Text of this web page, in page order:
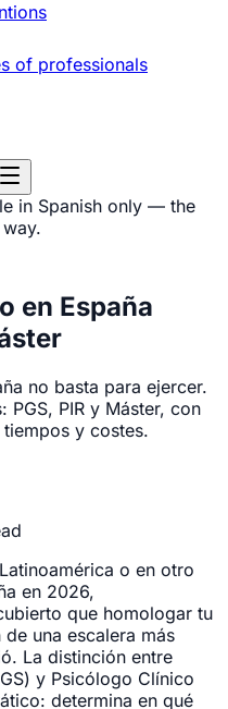
of professionals
in Spanish only — the
en España
no basta para ejercer.
PGS, PIR y Máster, con
y costes.
o en otro
en 2026,
que homologar tu
una escalera más
La distinción entre
y Psicólogo Clínico
determina en qué